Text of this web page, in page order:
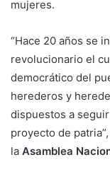
mujeres.
“Hace 20 años se
revolucionario el
democrático del
herederos y
dispuestos a
proyecto de
la Asamblea